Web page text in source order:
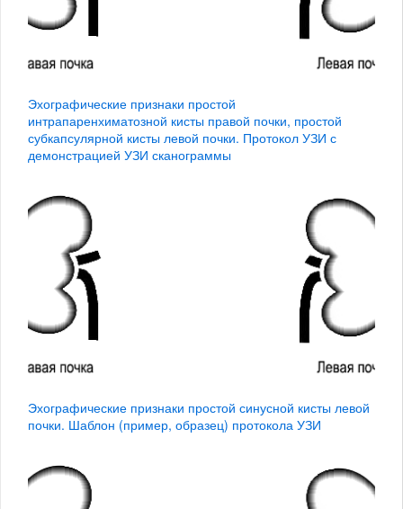
Эхографические признаки простой
интрапаренхиматозной кисты правой почки, простой
субкапсулярной кисты левой почки. Протокол УЗИ с
демонстрацией УЗИ сканограммы
Эхографические признаки простой синусной кисты левой
почки. Шаблон (пример, образец) протокола УЗИ